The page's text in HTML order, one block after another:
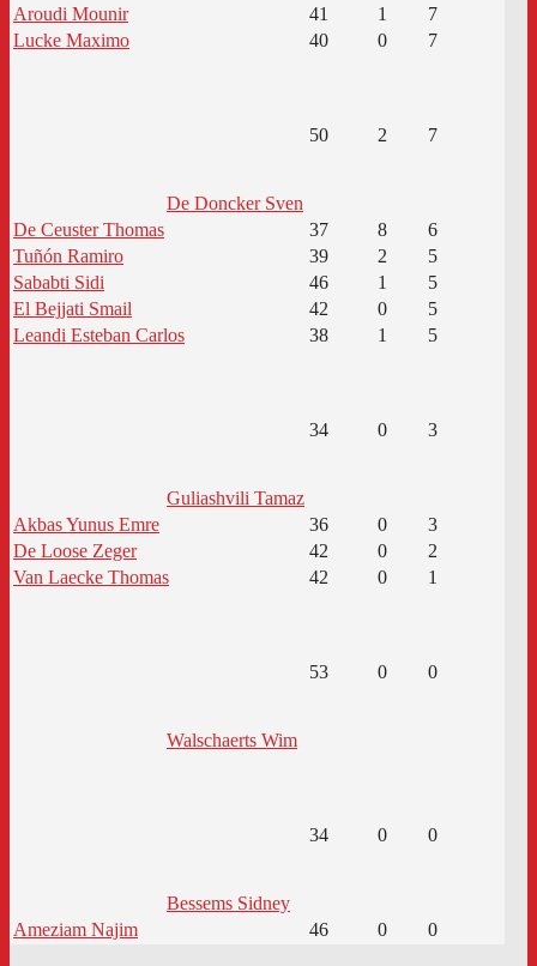
Aroudi Mounir
41 1
7
Lucke Maximo
40 0 7
De Doncker Sven
50 2 7
De Ceuster Thomas 37 8
6
Tuñón Ramiro
39 2
5
Sababti Sidi
46 1
5
El Bejjati Smail
42 0
5
Leandi Esteban Carlos
38 1 5
Guliashvili Tamaz
34 0 3
Akbas Yunus Emre 36 0
3
De Loose Zeger
42 0
2
Van Laecke Thomas
42 0 1
Walschaerts Wim
53 0 0
Bessems Sidney
34 0 0
Ameziam Najim 46 0 0